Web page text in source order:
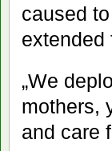
caused
extended
„We
mothers,
and care